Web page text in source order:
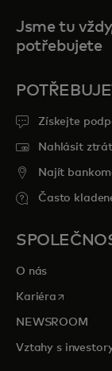
Jsme tu
potřebujete
Získejte
Nahlásit
Najít
Často
O nás
Kariéra opens in a
NEWSROOM
Vztahy s